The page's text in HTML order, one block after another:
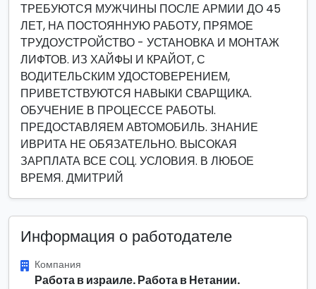
ТРЕБУЮТСЯ МУЖЧИНЫ ПОСЛЕ АРМИИ ДО 45
ЛЕТ, НА ПОСТОЯННУЮ РАБОТУ, ПРЯМОЕ
ТРУДОУСТРОЙСТВО - УСТАНОВКА И МОНТАЖ
ЛИФТОВ. ИЗ ХАЙФЫ И КРАЙОТ, С
ВОДИТЕЛЬСКИМ УДОСТОВЕРЕНИЕМ,
ПРИВЕТСТВУЮТСЯ НАВЫКИ СВАРЩИКА.
ОБУЧЕНИЕ В ПРОЦЕССЕ РАБОТЫ.
ПРЕДОСТАВЛЯЕМ АВТОМОБИЛЬ. ЗНАНИЕ
ИВРИТА НЕ ОБЯЗАТЕЛЬНО. ВЫСОКАЯ
ЗАРПЛАТА ВСЕ СОЦ. УСЛОВИЯ. В ЛЮБОЕ
ВРЕМЯ. ДМИТРИЙ
Информация о работодателе
Компания
Работа в израиле. Работа в Нетании.